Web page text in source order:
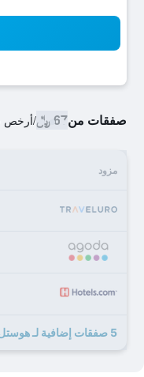
صفقات من67 ﷼ /أرخص
مزود
5 صفقات إضافية لـ هوستل 402